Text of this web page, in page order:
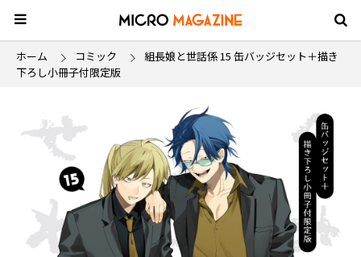
ホーム コミック
組長娘と世話係 15 缶バッジセット＋描き
下ろし小冊子付限定版